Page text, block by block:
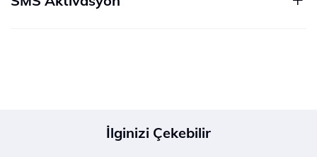
İlginizi Çekebilir